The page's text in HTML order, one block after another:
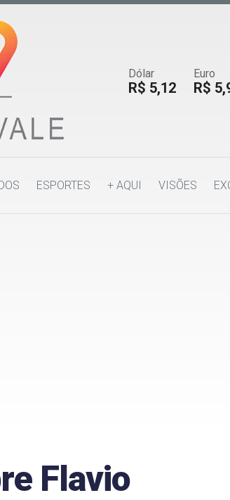
Dólar
R$ 5,12
Euro
R$
ESPORTES + AQUI VISÕES
Flavio